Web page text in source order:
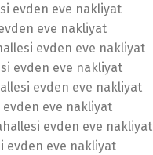
evden eve nakliyat
eve nakliyat
evden eve nakliyat
evden eve nakliyat
evden eve nakliyat
evden eve nakliyat
evden eve nakliyat
evden eve nakliyat